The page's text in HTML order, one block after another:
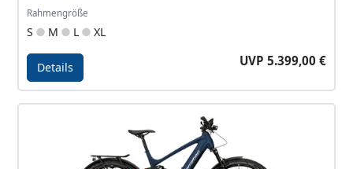
Rahmengröße
S M L XL
Details UVP 5.399,00 €